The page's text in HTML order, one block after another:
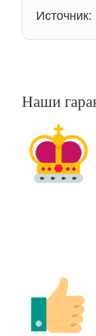
Источник:
Наши